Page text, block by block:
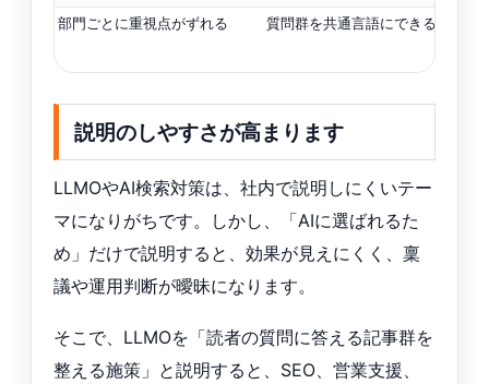
部門ごとに重視点がずれる 質問群を共通言語にできる
説明のしやすさが高まります
LLMOやAI検索対策は、社内で説明しにくいテー
マになりがちです。しかし、「AIに選ばれるた
め」だけで説明すると、効果が見えにくく、稟
議や運用判断が曖昧になります。
そこで、LLMOを「読者の質問に答える記事群を
整える施策」と説明すると、SEO、営業支援、